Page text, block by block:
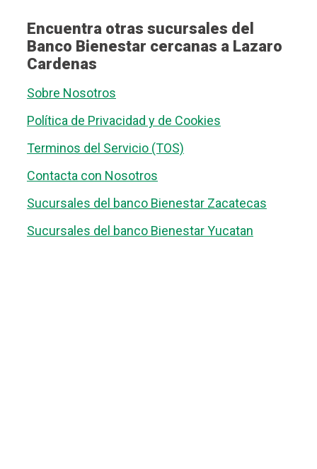
Encuentra otras sucursales del
Banco Bienestar cercanas a Lazaro
Cardenas
Sobre Nosotros
Política de Privacidad y de Cookies
Terminos del Servicio (TOS)
Contacta con Nosotros
Sucursales del banco Bienestar Zacatecas
Sucursales del banco Bienestar Yucatan